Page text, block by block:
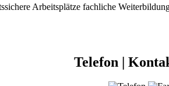
Arbeitsplätze fachliche
Telefon |